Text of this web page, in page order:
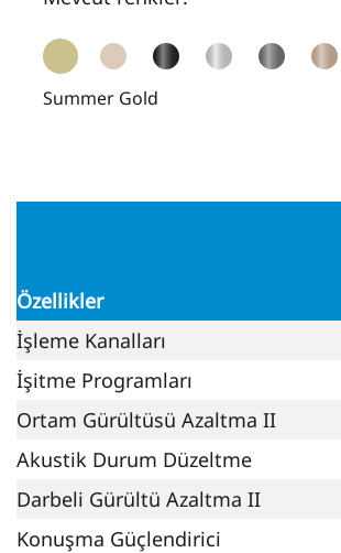
Summer Gold
Özellikler
İşleme Kanalları
İşitme Programları
Ortam Gürültüsü Azaltma II
Akustik Durum Düzeltme
Darbeli Gürültü Azaltma II
Konuşma Güçlendirici